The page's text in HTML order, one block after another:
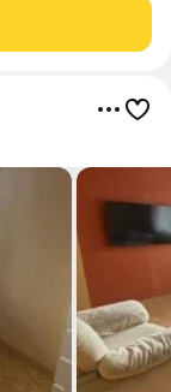
небольшое